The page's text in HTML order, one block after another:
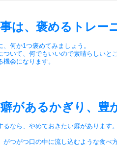
は、褒めるトレー
何か1つ褒めてみましょう。
ついて、何でもいいので素晴らしいと
会になります。
があるかぎり、豊
るなら、やめておきたい癖があります。
がつがつ口の中に流し込むような食べ